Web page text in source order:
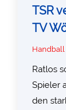
TSR
TV
Handball
Ratlos
Spieler
den